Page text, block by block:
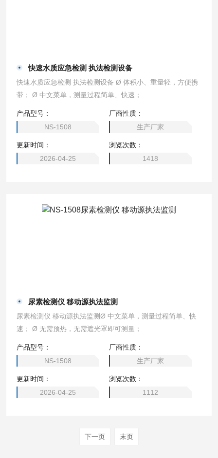
快速水质应急检测 执法检测设备
快速水质应急检测 执法检测设备 Ø 体积小、重量轻，方便携
带； Ø 中文菜单，测量过程简单、快速；
产品型号：
NS-1508
厂商性质：
生产厂家
更新时间：
2026-04-25
浏览次数：
1418
尿素检测仪 移动源执法监测
尿素检测仪 移动源执法监测Ø 中文菜单，测量过程简单、快
速； Ø 无需预热，无需遮光罩即可测量；
产品型号：
NS-1508
厂商性质：
生产厂家
更新时间：
2026-04-25
浏览次数：
1112
下一页 末页